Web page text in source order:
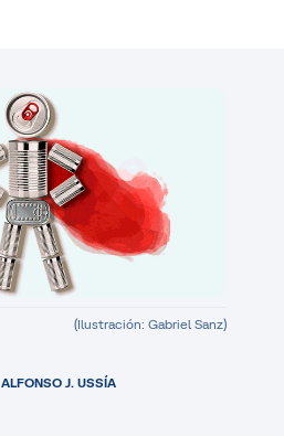
(Ilustración: Gabriel Sanz)
ALFONSO J. USSÍA